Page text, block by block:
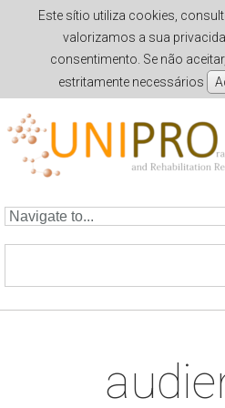
Este sítio utiliza cookies,
valorizamos a sua
consentimento. Se não
estritamente necessários
Skip to navigation
Skip to main content